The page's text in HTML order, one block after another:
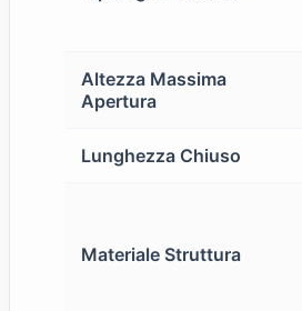
Altezza Massima
Apertura
Lunghezza Chiuso
Materiale Struttura